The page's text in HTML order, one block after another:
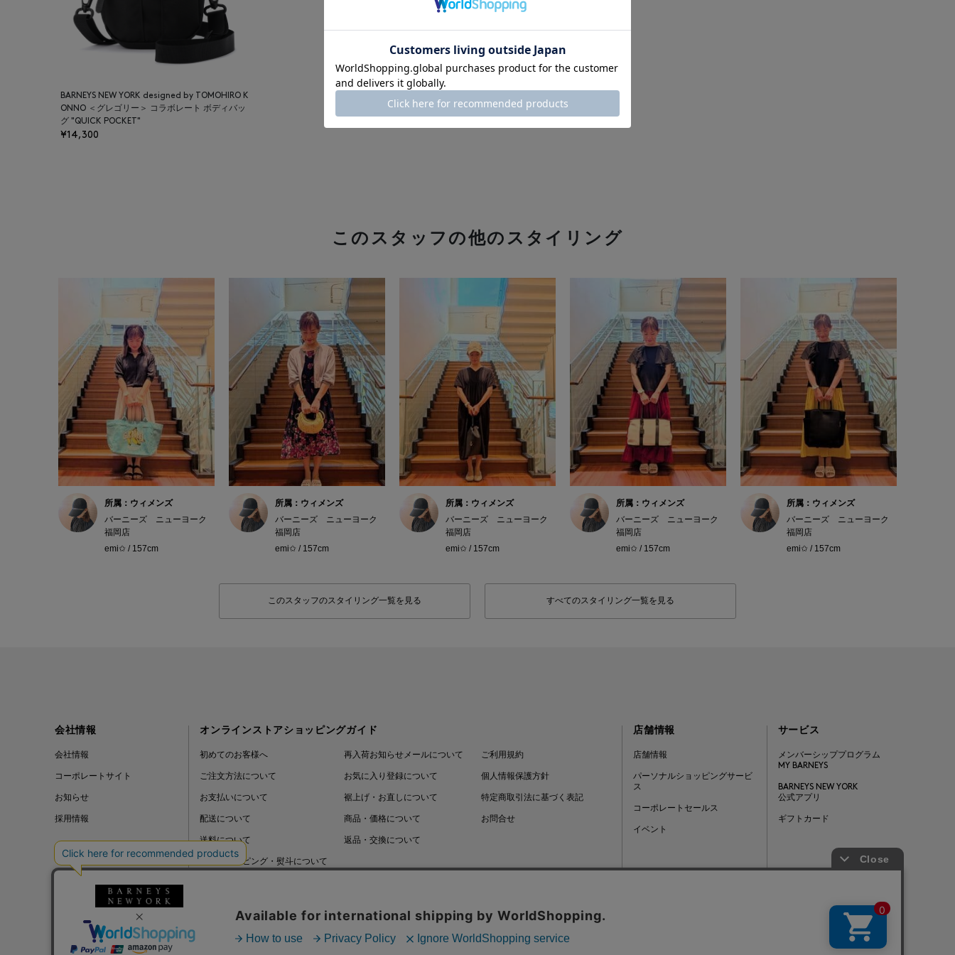
BARNEYS NEW YORK designed by TOMOHIRO K
ONNO ＜グレゴリー＞ コラボレート ボディバッ
グ "QUICK POCKET"
¥14,300
このスタッフの他のスタイリング
所属：ウィメンズ
バーニーズ ニューヨーク
福岡店
emi✩ / 157cm
所属：ウィメンズ
バーニーズ ニューヨーク
福岡店
emi✩ / 157cm
所属：ウィメンズ
バーニーズ ニューヨーク
福岡店
emi✩ / 157cm
所属：ウィメンズ
バーニーズ ニューヨーク
福岡店
emi✩ / 157cm
所属：ウィメンズ
バーニーズ ニューヨーク
福岡店
emi✩ / 157cm
このスタッフのスタイリング一覧を見る すべてのスタイリング一覧を見る
会社情報
会社情報
コーポレートサイト
お知らせ
採用情報
オンラインストアショッピングガイド
初めてのお客様へ
ご注文方法について
お支払いについて
配送について
送料について
ギフトラッピング・熨斗について
再入荷お知らせメールについて
お気に入り登録について
裾上げ・お直しについて
商品・価格について
返品・交換について
ご利用規約
個人情報保護方針
特定商取引法に基づく表記
お問合せ
店舗情報
店舗情報
パーソナルショッピングサービ
ス
コーポレートセールス
イベント
サービス
メンバーシッププログラム
MY BARNEYS
BARNEYS NEW YORK
公式アプリ
ギフトカード